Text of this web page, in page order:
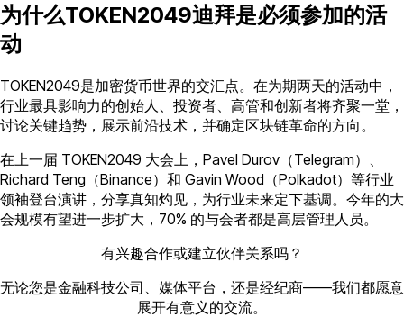
为什么TOKEN2049迪拜是必须参加的活
动
TOKEN2049是加密货币世界的交汇点。在为期两天的活动中，
行业最具影响力的创始人、投资者、高管和创新者将齐聚一堂，
讨论关键趋势，展示前沿技术，并确定区块链革命的方向。
在上一届 TOKEN2049 大会上，Pavel Durov（Telegram）、
Richard Teng（Binance）和 Gavin Wood（Polkadot）等行业
领袖登台演讲，分享真知灼见，为行业未来定下基调。今年的大
会规模有望进一步扩大，70% 的与会者都是高层管理人员。
有兴趣合作或建立伙伴关系吗？
无论您是金融科技公司、媒体平台，还是经纪商——我们都愿意
展开有意义的交流。